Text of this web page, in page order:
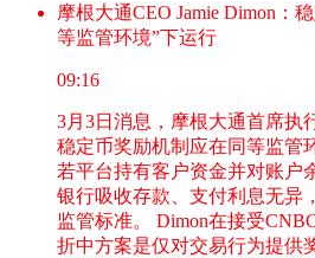
摩根大通CEO Jamie Dimon：
等监管环境”下运行
09:16
3月3日消息，摩根大通首席执
稳定币奖励机制应在同等监管
若平台持有客户资金并对账户
银行吸收存款、支付利息无异
监管标准。 Dimon在接受
折中方案是仅对交易行为提供